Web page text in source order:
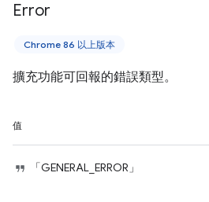
Error
Chrome 86 以上版本
擴充功能可回報的錯誤類型。
值
「GENERAL_ERROR」